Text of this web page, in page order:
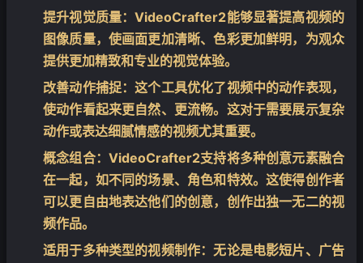
提升视觉质量：VideoCrafter2能够显著提高视频的
图像质量，使画面更加清晰、色彩更加鲜明，为观众
提供更加精致和专业的视觉体验。
改善动作捕捉：这个工具优化了视频中的动作表现，
使动作看起来更自然、更流畅。这对于需要展示复杂
动作或表达细腻情感的视频尤其重要。
概念组合：VideoCrafter2支持将多种创意元素融合
在一起，如不同的场景、角色和特效。这使得创作者
可以更自由地表达他们的创意，创作出独一无二的视
频作品。
适用于多种类型的视频制作：无论是电影短片、广告